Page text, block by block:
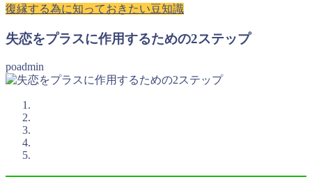
復縁する為に知っておきたい豆知識
失恋をプラスに作用するための2ステップ
poadmin